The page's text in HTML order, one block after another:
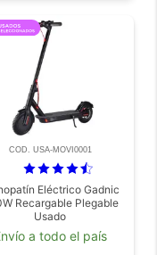
COD. USA-MOVI0001
Eléctrico Gadnic
Recargable Plegable
Usado
a todo el país